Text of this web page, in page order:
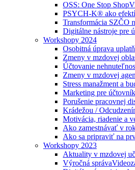
OSS: One Stop Shop
PSYCH-K® ako
Transformácia SZČO
Digitálne nástroje pre
Workshopy 2024
Osobitná úprava
Zmeny v mzdovej
Účtovanie
Zmeny v mzdovej
Stress manažment a
Marketing pre
Porušenie pracovnej
Krádežou /
Motivácia, riadenie a
Ako zamestnávať v
Ako sa pripraviť na
Workshopy 2023
Aktuality v mzdovej
Výročná správa